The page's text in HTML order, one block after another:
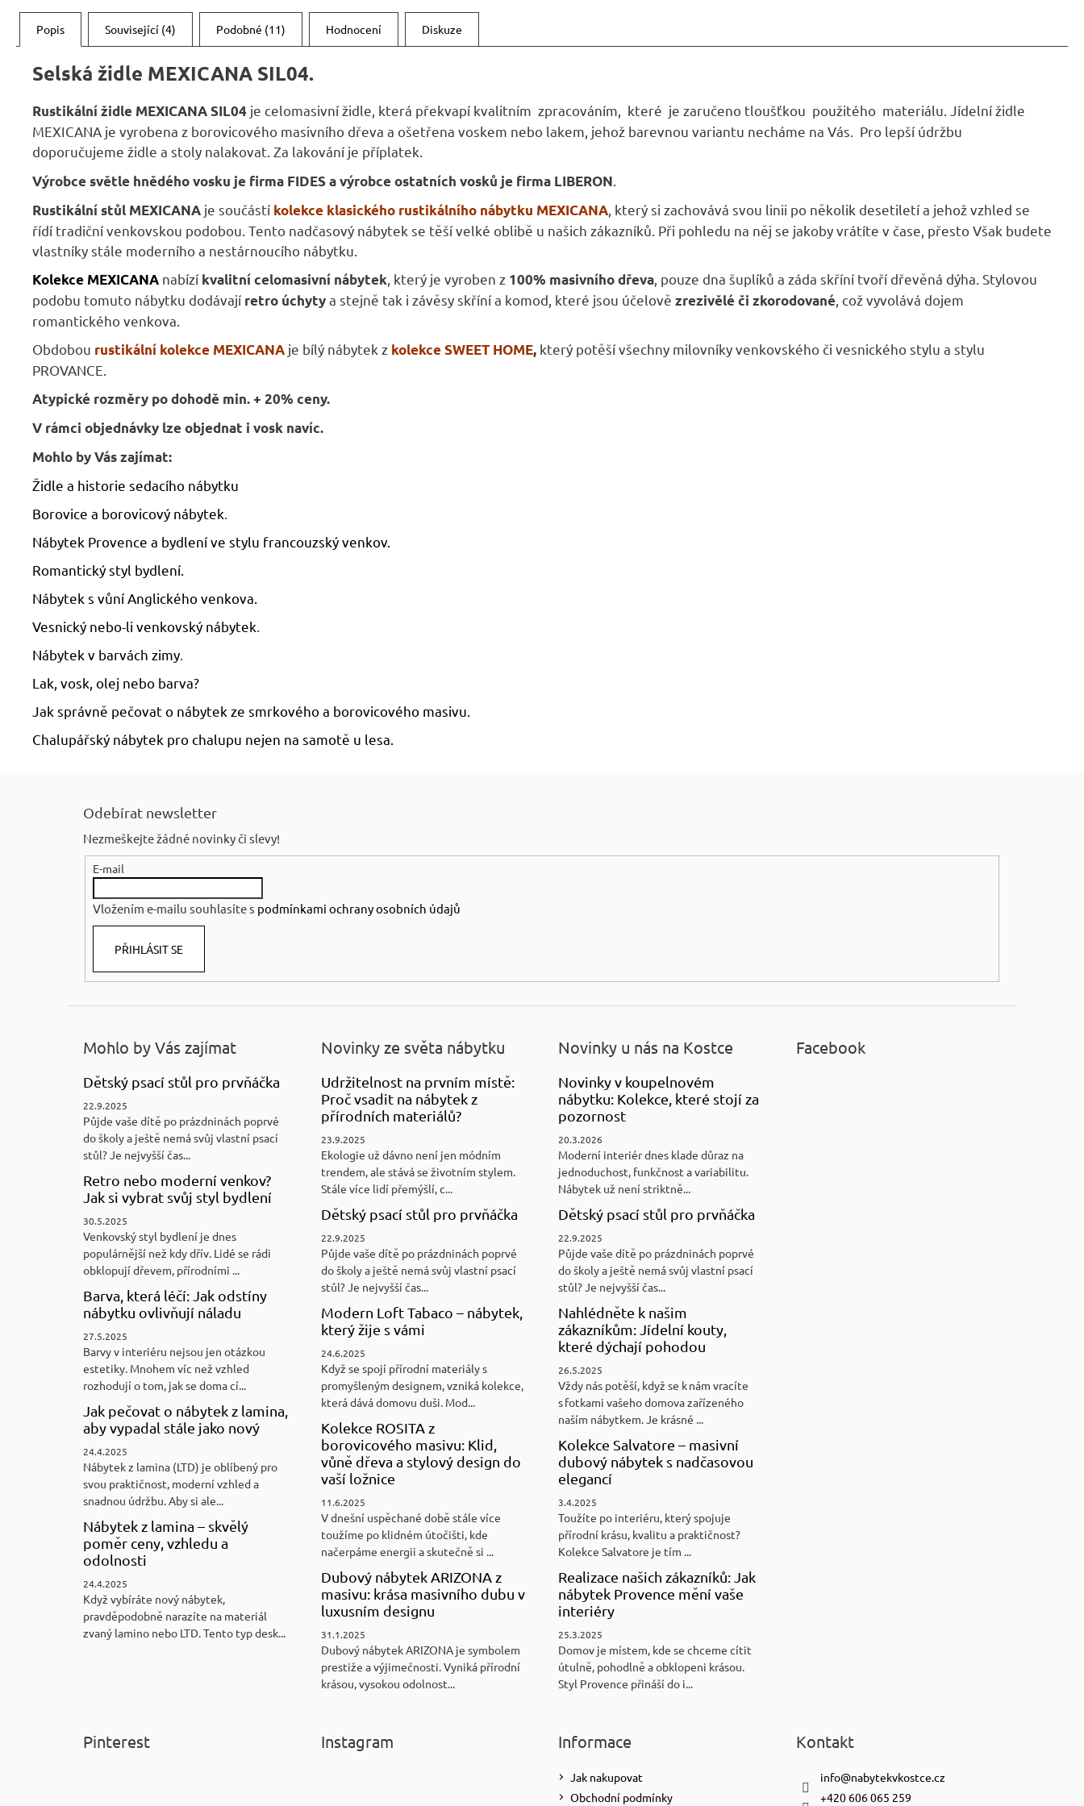
Popis Související (4) Podobné (11) Hodnocení Diskuze
Selská židle MEXICANA SIL04.
Rustikální židle MEXICANA SIL04 je celomasivní židle, která překvapí kvalitním zpracováním, které je zaručeno tloušťkou použitého materiálu. Jídelní židle
MEXICANA je vyrobena z borovicového masivního dřeva a ošetřena voskem nebo lakem, jehož barevnou variantu necháme na Vás. Pro lepší údržbu
doporučujeme židle a stoly nalakovat. Za lakování je příplatek.
Výrobce světle hnědého vosku je firma FIDES a výrobce ostatních vosků je firma LIBERON.
Rustikální stůl MEXICANA je součástí kolekce klasického rustikálního nábytku MEXICANA, který si zachovává svou linii po několik desetiletí a jehož vzhled se
řídí tradiční venkovskou podobou. Tento nadčasový nábytek se těší velké oblibě u našich zákazníků. Při pohledu na něj se jakoby vrátíte v čase, přesto Však budete
vlastníky stále moderního a nestárnoucího nábytku.
Kolekce MEXICANA nabízí kvalitní celomasivní nábytek, který je vyroben z 100% masivního dřeva, pouze dna šuplíků a záda skříní tvoří dřevěná dýha. Stylovou
podobu tomuto nábytku dodávají retro úchytya stejně tak i závěsy skříní a komod, které jsou účelově zrezivělé či zkorodované, což vyvolává dojem
romantického venkova.
Obdobou rustikální kolekce MEXICANA je bílý nábytek z kolekce SWEET HOME, který potěší všechny milovníky venkovského či vesnického stylu a stylu
PROVANCE.
Atypické rozměry po dohodě min. + 20% ceny.
V rámci objednávky lze objednat i vosk navíc.
Mohlo by Vás zajímat:
Židle a historie sedacího nábytku
Borovice a borovicový nábytek.
Nábytek Provence a bydlení ve stylu francouzský venkov.
Romantický styl bydlení.
Nábytek s vůní Anglického venkova.
Vesnický nebo-li venkovský nábytek.
Nábytek v barvách zimy.
Lak, vosk, olej nebo barva?
Jak správně pečovat o nábytek ze smrkového a borovicového masivu.
Chalupářský nábytek pro chalupu nejen na samotě u lesa.
Odebírat newsletter
Nezmeškejte žádné novinky či slevy!
E-mail
Vložením e-mailu souhlasíte s podmínkami ochrany osobních údajů
PŘIHLÁSIT SE
Mohlo by Vás zajímat
Dětský psací stůl pro prvňáčka
22.9.2025
Půjde vaše dítě po prázdninách poprvé
do školy a ještě nemá svůj vlastní psací
stůl? Je nejvyšší čas...
Retro nebo moderní venkov?
Jak si vybrat svůj styl bydlení
30.5.2025
Venkovský styl bydlení je dnes
populárnější než kdy dřív. Lidé se rádi
obklopují dřevem, přírodními ...
Barva, která léčí: Jak odstíny
nábytku ovlivňují náladu
27.5.2025
Barvy v interiéru nejsou jen otázkou
estetiky. Mnohem víc než vzhled
rozhodují o tom, jak se doma cí...
Jak pečovat o nábytek z lamina,
aby vypadal stále jako nový
24.4.2025
Nábytek z lamina (LTD) je oblíbený pro
svou praktičnost, moderní vzhled a
snadnou údržbu. Aby si ale...
Nábytek z lamina – skvělý
poměr ceny, vzhledu a
odolnosti
24.4.2025
Když vybíráte nový nábytek,
pravděpodobně narazíte na materiál
zvaný lamino nebo LTD. Tento typ desk...
Novinky ze světa nábytku
Udržitelnost na prvním místě:
Proč vsadit na nábytek z
přírodních materiálů?
23.9.2025
Ekologie už dávno není jen módním
trendem, ale stává se životním stylem.
Stále více lidí přemýšlí, c...
Dětský psací stůl pro prvňáčka
22.9.2025
Půjde vaše dítě po prázdninách poprvé
do školy a ještě nemá svůj vlastní psací
stůl? Je nejvyšší čas...
Modern Loft Tabaco – nábytek,
který žije s vámi
24.6.2025
Když se spojí přírodní materiály s
promyšleným designem, vzniká kolekce,
která dává domovu duši. Mod...
Kolekce ROSITA z
borovicového masivu: Klid,
vůně dřeva a stylový design do
vaší ložnice
11.6.2025
V dnešní uspěchané době stále více
toužíme po klidném útočišti, kde
načerpáme energii a skutečně si ...
Dubový nábytek ARIZONA z
masivu: krása masivního dubu v
luxusním designu
31.1.2025
Dubový nábytek ARIZONA je symbolem
prestiže a výjimečnosti. Vyniká přírodní
krásou, vysokou odolnost...
Novinky u nás na Kostce
Novinky v koupelnovém
nábytku: Kolekce, které stojí za
pozornost
20.3.2026
Moderní interiér dnes klade důraz na
jednoduchost, funkčnost a variabilitu.
Nábytek už není striktně...
Dětský psací stůl pro prvňáčka
22.9.2025
Půjde vaše dítě po prázdninách poprvé
do školy a ještě nemá svůj vlastní psací
stůl? Je nejvyšší čas...
Nahlédněte k našim
zákazníkům: Jídelní kouty,
které dýchají pohodou
26.5.2025
Vždy nás potěší, když se k nám vracíte
s fotkami vašeho domova zařízeného
naším nábytkem. Je krásné ...
Kolekce Salvatore – masivní
dubový nábytek s nadčasovou
elegancí
3.4.2025
Toužíte po interiéru, který spojuje
přírodní krásu, kvalitu a praktičnost?
Kolekce Salvatore je tím ...
Realizace našich zákazníků: Jak
nábytek Provence mění vaše
interiéry
25.3.2025
Domov je místem, kde se chceme cítit
útulně, pohodlně a obklopeni krásou.
Styl Provence přináší do i...
Facebook
Pinterest Instagram Informace
Jak nakupovat
Obchodní podmínky
Kontakt
info@nabytekvkostce.cz
+420 606 065 259